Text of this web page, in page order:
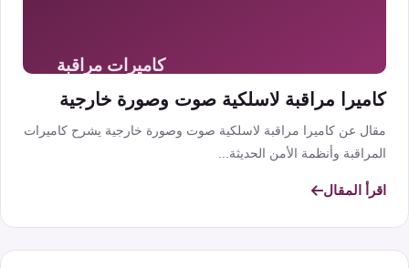
كاميرا مراقبة لاسلكية صوت وصورة خارجية
مقال عن كاميرا مراقبة لاسلكية صوت وصورة خارجية يشرح كاميرات
المراقبة وأنظمة الأمن الحديثة...
اقرأ المقال